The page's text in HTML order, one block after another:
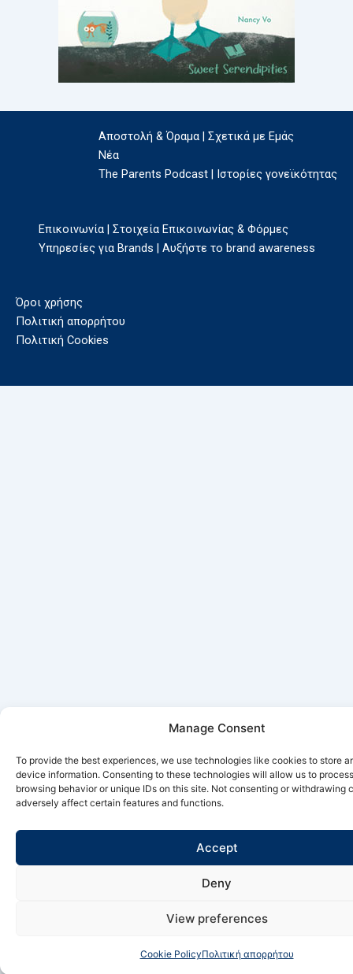
Manage Consent
To provide the best experiences, we use technologies like cookies to store
device information. Consenting to these technologies will allow us to
browsing behavior or unique IDs on this site. Not consenting or withdrawing
adversely affect certain features and functions.
Accept
Deny
View preferences
Cookie PolicyΠολιτική απορρήτου
Αποστολή & Όραμα | Σχετικά με Εμάς
Νέα
The Parents Podcast | Ιστορίες γονεϊκότητας
Επικοινωνία | Στοιχεία Επικοινωνίας & Φόρμες
Υπηρεσίες για Brands | Αυξήστε το brand awareness
Όροι χρήσης
Πολιτική απορρήτου
Πολιτική Cookies